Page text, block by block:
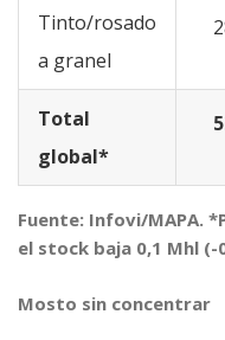
Tinto/rosado
a granel
Total
global*
Fuente: Infovi/MAPA.
el stock baja 0,1 Mhl (-
Mosto sin concentrar